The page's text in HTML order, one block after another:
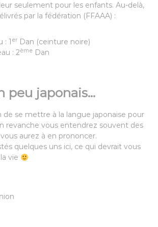
seulement pour les enfants. Au-delà,
par la fédération (FFAAA) :
: 1 erDan (ceinture noire)
: 2èmeDan
peu japonais...
de se mettre à la langue japonaise pour
revanche vous entendrez souvent des
aurez à en prononcer.
quelques uns ici, ce qui devrait vous
vie